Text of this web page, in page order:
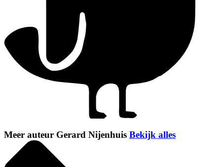
Meer auteur Gerard Nijenhuis Bekijk alles